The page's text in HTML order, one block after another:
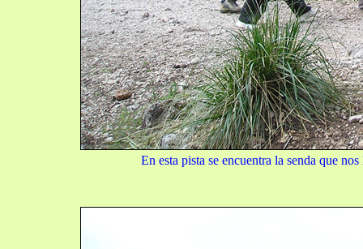
En esta pista se encuentra la senda que